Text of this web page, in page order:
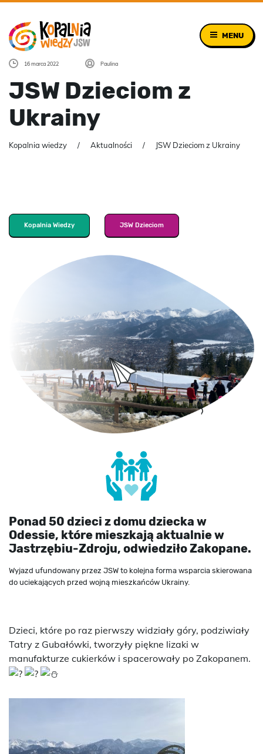
MENU
16 marca 2022 Paulina
JSW Dzieciom z
Ukrainy
Kopalnia wiedzy Aktualności JSW Dzieciom z Ukrainy
Kopalnia Wiedzy JSW Dzieciom
Ponad 50 dzieci z domu dziecka w
Odessie, które mieszkają aktualnie w
Jastrzębiu-Zdroju, odwiedziło Zakopane.
Wyjazd ufundowany przez JSW to kolejna forma wsparcia skierowana
do uciekających przed wojną mieszkańców Ukrainy.
Dzieci, które po raz pierwszy widziały góry, podziwiały
Tatry z Gubałówki, tworzyły piękne lizaki w
manufakturze cukierków i spacerowały po Zakopanem.